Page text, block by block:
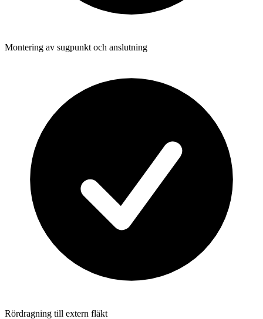
Montering av sugpunkt och anslutning
Rördragning till extern fläkt